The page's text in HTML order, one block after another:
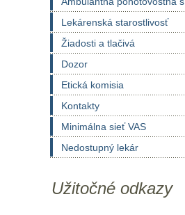
Lekárenská starostlivosť
Žiadosti a tlačivá
Dozor
Etická komisia
Kontakty
Minimálna sieť VAS
Nedostupný lekár
Užitočné odkazy